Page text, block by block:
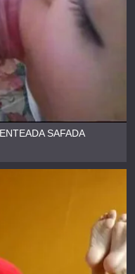
SAFADA